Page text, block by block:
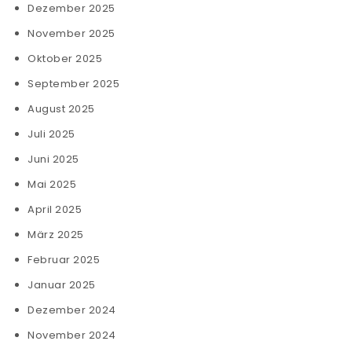
Dezember 2025
November 2025
Oktober 2025
September 2025
August 2025
Juli 2025
Juni 2025
Mai 2025
April 2025
März 2025
Februar 2025
Januar 2025
Dezember 2024
November 2024